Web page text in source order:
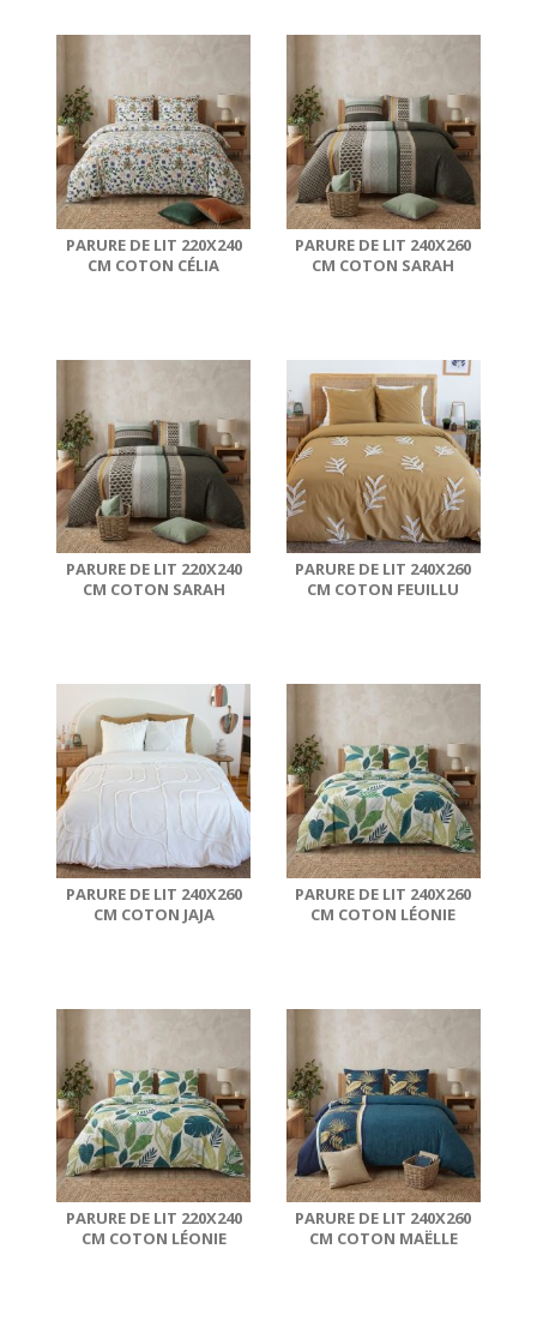
PARURE DE LIT 220X240
CM COTON CÉLIA
PARURE DE LIT 240X260
CM COTON SARAH
PARURE DE LIT 220X240
CM COTON SARAH
PARURE DE LIT 240X260
CM COTON FEUILLU
PARURE DE LIT 240X260
CM COTON JAJA
PARURE DE LIT 240X260
CM COTON LÉONIE
PARURE DE LIT 220X240
CM COTON LÉONIE
PARURE DE LIT 240X260
CM COTON MAËLLE